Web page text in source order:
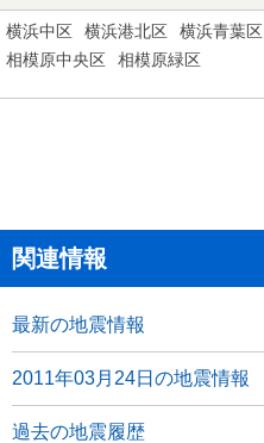
横浜中区 横浜港北区 横浜青葉区
相模原中央区
相模原緑区
関連情報
最新の地震情報
2011年03月24日の地震情報
過去の地震履歴